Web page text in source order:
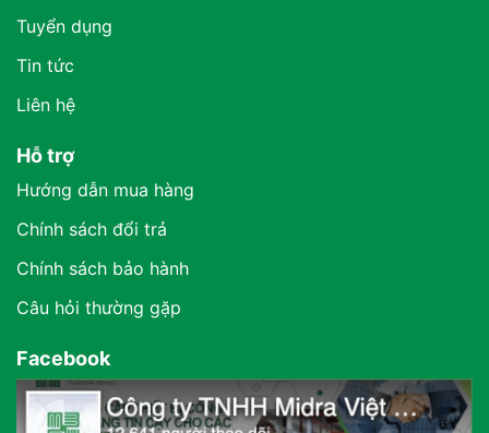
Tuyển dụng
Tin tức
Liên hệ
Hỗ trợ
Hướng dẫn mua hàng
Chính sách đổi trả
Chính sách bảo hành
Câu hỏi thường gặp
Facebook